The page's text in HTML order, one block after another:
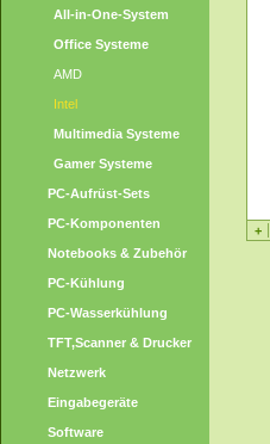
All-in-One-System
Office Systeme
AMD
Intel
Multimedia Systeme
Gamer Systeme
PC-Aufrüst-Sets
PC-Komponenten
Notebooks & Zubehör
PC-Kühlung
PC-Wasserkühlung
TFT,Scanner & Drucker
Netzwerk
Eingabegeräte
Software
+